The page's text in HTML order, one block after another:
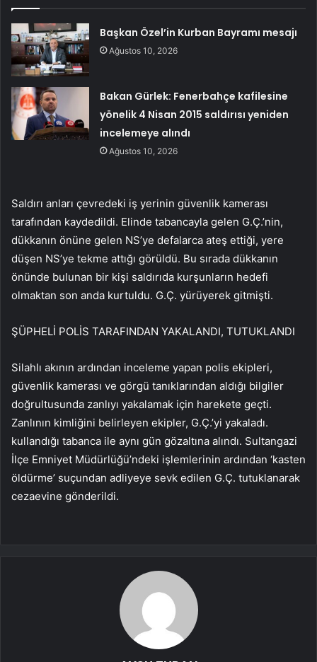
Başkan Özel’in Kurban Bayramı mesajı
Ağustos 10, 2026
Bakan Gürlek: Fenerbahçe kafilesine
yönelik 4 Nisan 2015 saldırısı yeniden
incelemeye alındı
Ağustos 10, 2026
Saldırı anları çevredeki iş yerinin güvenlik kamerası
tarafından kaydedildi. Elinde tabancayla gelen G.Ç.’nin,
dükkanın önüne gelen NS’ye defalarca ateş ettiği, yere
düşen NS’ye tekme attığı görüldü. Bu sırada dükkanın
önünde bulunan bir kişi saldırıda kurşunların hedefi
olmaktan son anda kurtuldu. G.Ç. yürüyerek gitmişti.
ŞÜPHELİ POLİS TARAFINDAN YAKALANDI, TUTUKLANDI
Silahlı akının ardından inceleme yapan polis ekipleri,
güvenlik kamerası ve görgü tanıklarından aldığı bilgiler
doğrultusunda zanlıyı yakalamak için harekete geçti.
Zanlının kimliğini belirleyen ekipler, G.Ç.’yi yakaladı.
kullandığı tabanca ile aynı gün gözaltına alındı. Sultangazi
İlçe Emniyet Müdürlüğü’ndeki işlemlerinin ardından ‘kasten
öldürme’ suçundan adliyeye sevk edilen G.Ç. tutuklanarak
cezaevine gönderildi.